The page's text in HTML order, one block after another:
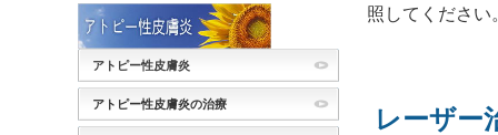
照してください
レーザー
アトピー性皮膚炎
アトピー性皮膚炎の治療